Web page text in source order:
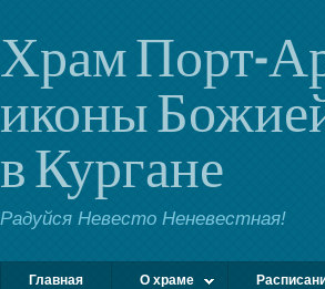
Храм Порт-
иконы
в Кургане
Радуйся Невесто Неневестная!
Главная О храме